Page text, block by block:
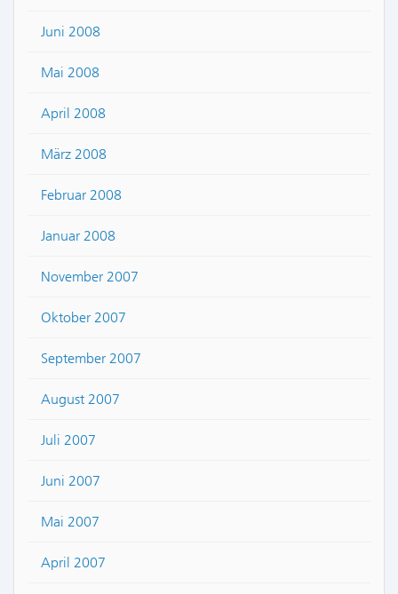
Juni 2008
Mai 2008
April 2008
März 2008
Februar 2008
Januar 2008
November 2007
Oktober 2007
September 2007
August 2007
Juli 2007
Juni 2007
Mai 2007
April 2007